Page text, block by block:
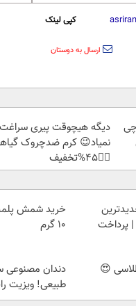
کپی لینک
ارسال به دوستان
دیگه هیچوقت پیری سراغت
نمیاد😉 کرم ضدچروک
👈🏻45%تخفیف
| پرداخت
۱۰ گرم
دندان مصنوعی
طبیعی! ویزیت